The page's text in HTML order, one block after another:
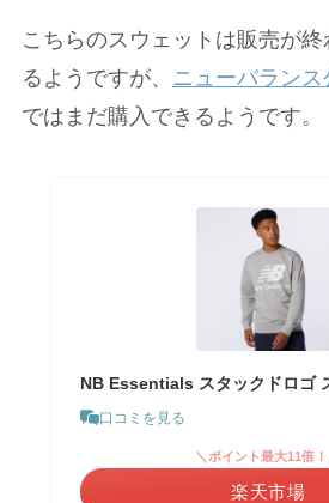
こちらのスウェットは販売が
るようですが、 ニューバランス
ではまだ購入できるようです。
NB Essentials スタックドロゴ
口コミを見る
＼ポイント最大11倍！
楽天市場